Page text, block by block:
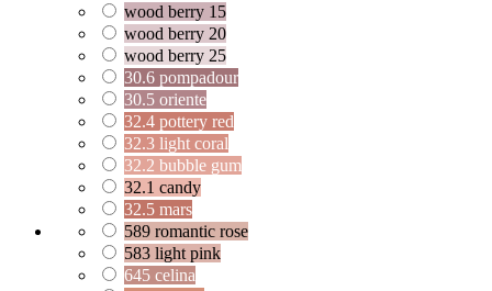
wood berry 15
wood berry 20
wood berry 25
30.6 pompadour
30.5 oriente
32.4 pottery red
32.3 light coral
32.2 bubble gum
32.1 candy
32.5 mars
589 romantic rose
583 light pink
645 celina